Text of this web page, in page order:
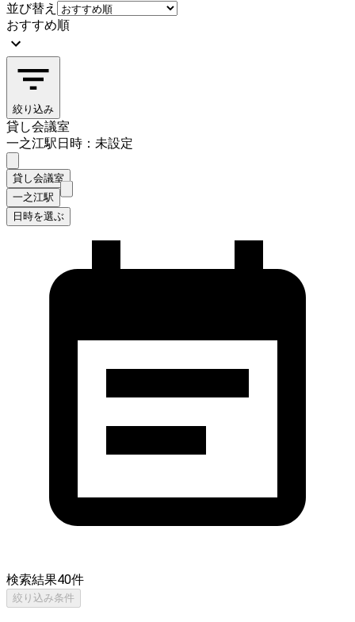
並び替え
おすすめ順
絞り込み
貸し会議室
一之江駅日時：未設定
貸し会議室
一之江駅
日時を選ぶ
検索結果40件
絞り込み条件